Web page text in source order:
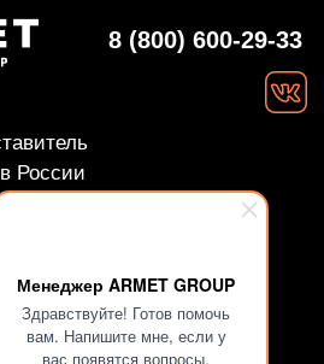
Менеджер ARMET GROUP
Здравствуйте! Готов помочь
вам. Напишите мне, если у
вас появятся вопросы.